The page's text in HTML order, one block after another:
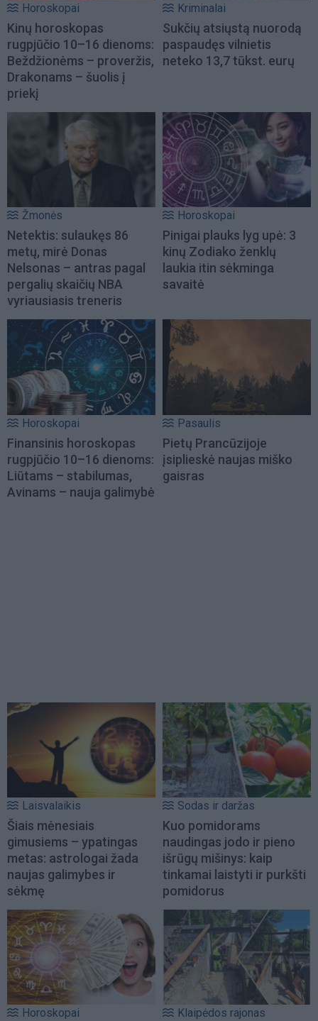
Horoskopai
Kinų horoskopas
rugpjūčio 10–16 dienoms:
Beždžionėms – proveržis,
Drakonams – šuolis į
priekį
Kriminalai
Sukčių atsiųstą nuorodą
paspaudęs vilnietis
neteko 13,7 tūkst. eurų
Žmonės
Netektis: sulaukęs 86
metų, mirė Donas
Nelsonas – antras pagal
pergalių skaičių NBA
vyriausiasis treneris
Horoskopai
Pinigai plauks lyg upė: 3
kinų Zodiako ženklų
laukia itin sėkminga
savaitė
Horoskopai
Finansinis horoskopas
rugpjūčio 10–16 dienoms:
Liūtams – stabilumas,
Avinams – nauja galimybė
Pasaulis
Pietų Prancūzijoje
įsiplieskė naujas miško
gaisras
Laisvalaikis
Šiais mėnesiais
gimusiems – ypatingas
metas: astrologai žada
naujas galimybes ir
sėkmę
Sodas ir daržas
Kuo pomidorams
naudingas jodo ir pieno
išrūgų mišinys: kaip
tinkamai laistyti ir purkšti
pomidorus
Horoskopai Klaipėdos rajonas